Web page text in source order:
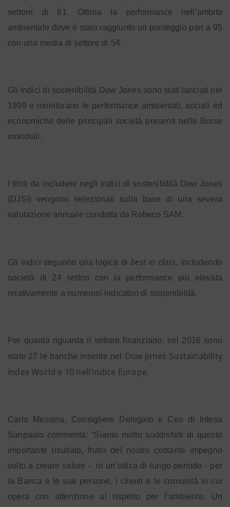
settore di 61. Ottima la performance nell’ambito
ambientale dove è stato raggiunto un punteggio pari a 95
con una media di settore di 54.
Gli indici di sostenibilità Dow Jones sono stati lanciati nel
1999 e monitorano le performance ambientali, sociali ed
economiche delle principali società presenti nelle Borse
mondiali.
I titoli da includere negli indici di sostenibilità Dow Jones
(DJSI) vengono selezionati sulla base di una severa
valutazione annuale condotta da Robeco SAM.
Gli indici seguono una logica di best in class , includendo
società di 24 settori con la performance più elevata
relativamente a numerosi indicatori di sostenibilità.
Per quanto riguarda il settore finanziario, nel 2016 sono
state 27 le banche inserite nel
Dow Jones Sustainability
Index World e 10 nell’indice Europe.
Carlo Messina, Consigliere Delegato e Ceo di Intesa
Sanpaolo commenta: “Siamo molto soddisfatti di questo
importante risultato, frutto del nostro costante impegno
volto a creare valore - in un’ottica di lungo periodo - per
la Banca e le sue persone, i clienti e le comunità in cui
opera con attenzione al rispetto per l’ambiente. Un